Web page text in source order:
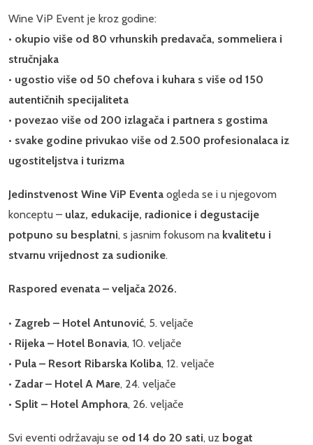
Wine ViP Event je kroz godine:
• okupio više od 80 vrhunskih predavača, sommeliera i
stručnjaka
• ugostio više od 50 chefova i kuhara s više od 150
autentičnih specijaliteta
• povezao više od 200 izlagača i partnera s gostima
• svake godine privukao više od 2.500 profesionalaca iz
ugostiteljstva i turizma
Jedinstvenost Wine ViP Eventa ogleda se i u njegovom
konceptu – ulaz, edukacije, radionice i degustacije
potpuno su besplatni, s jasnim fokusom na kvalitetu i
stvarnu vrijednost za sudionike.
Raspored evenata – veljača 2026.
• Zagreb – Hotel Antunović, 5. veljače
• Rijeka – Hotel Bonavia, 10. veljače
• Pula – Resort Ribarska Koliba, 12. veljače
• Zadar – Hotel A Mare, 24. veljače
• Split – Hotel Amphora, 26. veljače
Svi eventi održavaju se od 14 do 20 sati, uz bogat